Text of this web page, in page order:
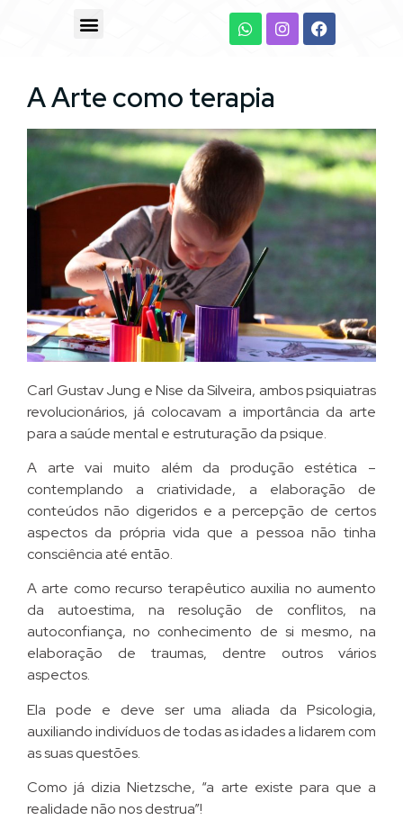
A Arte como terapia
Carl Gustav Jung e Nise da Silveira, ambos psiquiatras
revolucionários, já colocavam a importância da arte
para a saúde mental e estruturação da psique.
A arte vai muito além da produção estética –
contemplando a criatividade, a elaboração de
conteúdos não digeridos e a percepção de certos
aspectos da própria vida que a pessoa não tinha
consciência até então.
A arte como recurso terapêutico auxilia no aumento
da autoestima, na resolução de conflitos, na
autoconfiança, no conhecimento de si mesmo, na
elaboração de traumas, dentre outros vários
aspectos.
Ela pode e deve ser uma aliada da Psicologia,
auxiliando indivíduos de todas as idades a lidarem com
as suas questões.
Como já dizia Nietzsche, “a arte existe para que a
realidade não nos destrua”!